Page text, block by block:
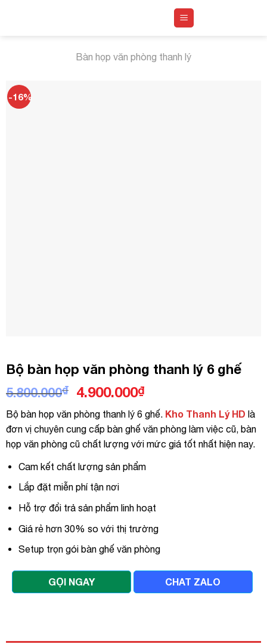
Bàn họp văn phòng thanh lý
-16%
Bộ bàn họp văn phòng thanh lý 6 ghế
5.800.000₫
Giá
là:
5.800.000₫.
4.900.000₫Giá
hiện
tại
là:
4.900.000₫.
Bộ bàn họp văn phòng thanh lý 6 ghế. Kho Thanh Lý HD là
đơn vị chuyên cung cấp bàn ghế văn phòng làm việc cũ, bàn
họp văn phòng cũ chất lượng với mức giá tốt nhất hiện nay.
Cam kết chất lượng sản phẩm
Lắp đặt miễn phí tận nơi
Hỗ trợ đổi trả sản phẩm linh hoạt
Giá rẻ hơn 30% so với thị trường
Setup trọn gói bàn ghế văn phòng
GỌI NGAY CHAT ZALO